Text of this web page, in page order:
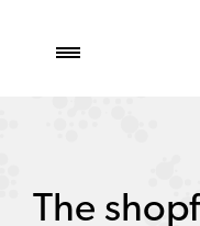
The